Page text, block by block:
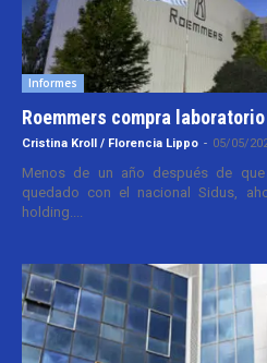
Informes
Roemmers compra
Cristina Kroll / Florencia Lippo - 05/05/
Menos de un año después de
quedado con el nacional Sidus,
holding....